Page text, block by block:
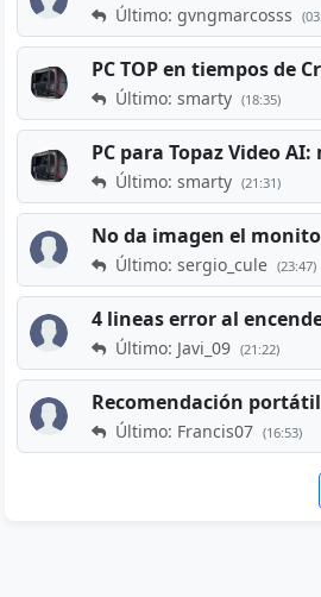
Último: gvngmarcosss
Último: smarty (18:35)
Último: smarty (21:31)
No da imagen el
Último: sergio_cule (23:47)
4 lineas error al
Último: Javi_09 (21:22)
Recomendación
Último: Francis07 (16:53)